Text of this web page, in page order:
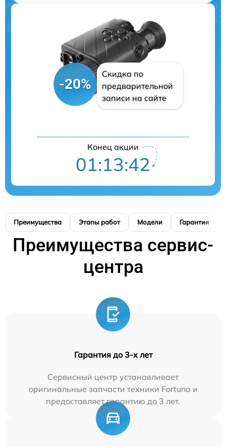
-20%
Скидка по
предварительной
записи на сайте
Конец акции
01:13:42
Преимущества Этапы работ Модели Гарантия
Преимущества сервис-
центра
Гарантия до 3-х лет
Сервисный центр устанавливает
оригинальные запчасти техники Fortuna и
предоставляет гарантию до 3 лет.